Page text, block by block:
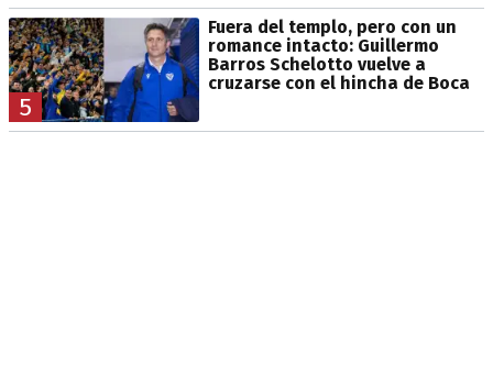
5
Fuera del templo, pero con un
romance intacto: Guillermo
Barros Schelotto vuelve a
cruzarse con el hincha de Boca